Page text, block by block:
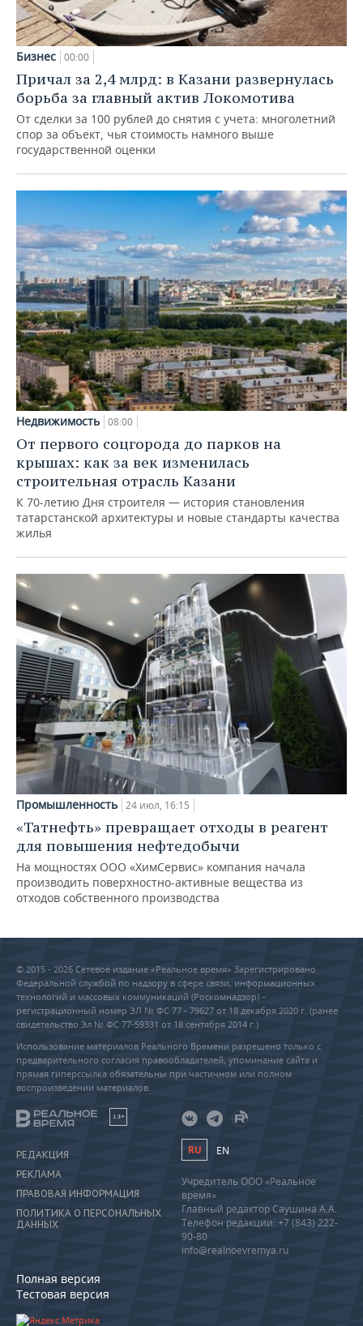
Бизнес 00:00
Причал за 2,4 млрд: в Казани развернулась
борьба за главный актив Локомотива
От сделки за 100 рублей до снятия с учета: многолетний
спор за объект, чья стоимость намного выше
государственной оценки
Недвижимость 08:00
От первого соцгорода до парков на
крышах: как за век изменилась
строительная отрасль Казани
К 70-летию Дня строителя — история становления
татарстанской архитектуры и новые стандарты качества
жилья
Промышленность 24 июл, 16:15
«Татнефть» превращает отходы в реагент
для повышения нефтедобычи
На мощностях ООО «ХимСервис» компания начала
производить поверхностно-активные вещества из
отходов собственного производства
© 2015 - 2026 Сетевое издание «Реальное время» Зарегистрировано
Федеральной службой по надзору в сфере связи, информационных
технологий и массовых коммуникаций (Роскомнадзор) –
регистрационный номер ЭЛ № ФС 77 - 79627 от 18 декабря 2020 г. (ранее
свидетельство Эл № ФС 77-59331 от 18 сентября 2014 г.)
Использование материалов Реального Времени разрешено только с
предварительного согласия правообладателей, упоминание сайта и
прямая гиперссылка обязательны при частичном или полном
воспроизведении материалов.
18+
РЕДАКЦИЯ
РЕКЛАМА
ПРАВОВАЯ ИНФОРМАЦИЯ
ПОЛИТИКА О ПЕРСОНАЛЬНЫХ
ДАННЫХ
Полная версия
Тестовая версия
RU EN
Учредитель ООО «Реальное
время»
Главный редактор Саушина А.А.
Телефон редакции: +7 (843) 222-
90-80
info@realnoevremya.ru